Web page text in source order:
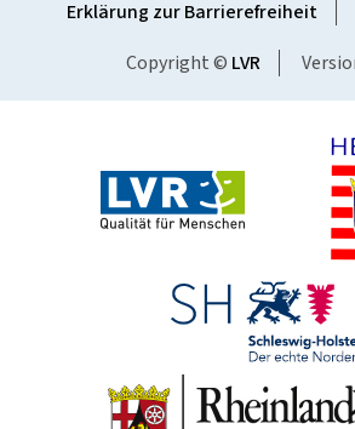
Erklärung zur Barrierefreiheit
Copyright © LVR